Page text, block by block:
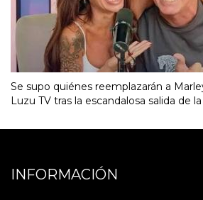
Se supo quiénes reemplazarán a
Luzu TV tras la escandalosa salida de
INFORMACIÓN